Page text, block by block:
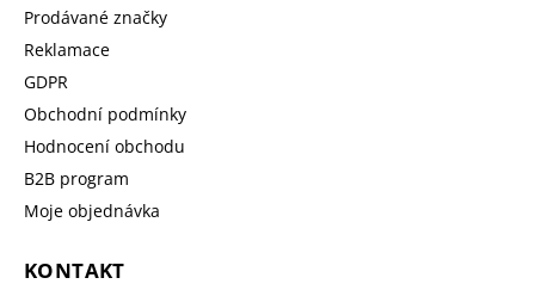
Prodávané značky
Reklamace
GDPR
Obchodní podmínky
Hodnocení obchodu
B2B program
Moje objednávka
KONTAKT